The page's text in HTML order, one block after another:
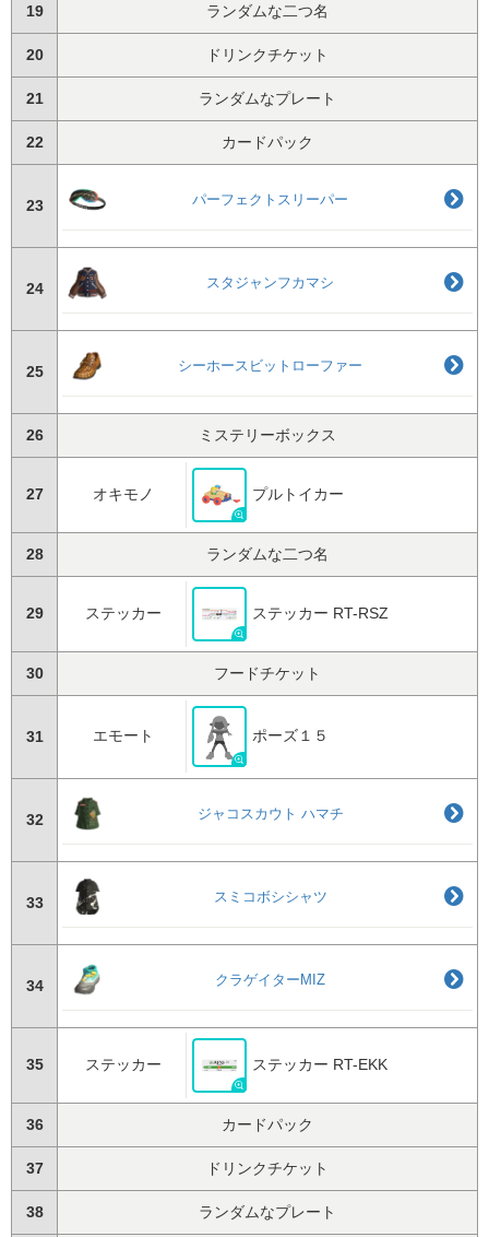
19 ランダムな二つ名
20 ドリンクチケット
21 ランダムなプレート
22 カードパック
23 パーフェクトスリーパー
24 スタジャンフカマシ
25 シーホースビットローファー
26 ミステリーボックス
27 オキモノ プルトイカー
28 ランダムな二つ名
29 ステッカー ステッカー RT-RSZ
30 フードチケット
31 エモート ポーズ１５
32 ジャコスカウト ハマチ
33 スミコボシシャツ
34 クラゲイターMIZ
35 ステッカー ステッカー RT-EKK
36 カードパック
37 ドリンクチケット
38 ランダムなプレート